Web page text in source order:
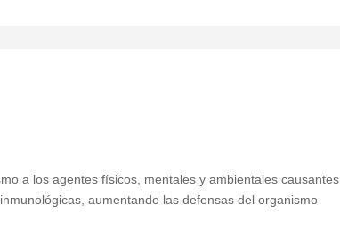
a los agentes físicos, mentales y ambientales causantes
aumentando las defensas del organismo